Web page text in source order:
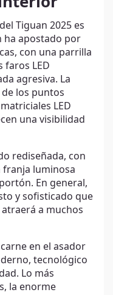
Tiguan 2025 es
ha apostado por
con una parrilla
faros LED
agresiva. La
los puntos
LED
una visibilidad
rediseñada, con
franja luminosa
En general,
y sofisticado que
a muchos
en el asador
tecnológico
Lo más
la enorme